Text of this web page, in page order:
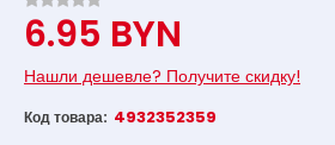
6.95 BYN
Нашли дешевле? Получите скидку!
Код товара: 4932352359